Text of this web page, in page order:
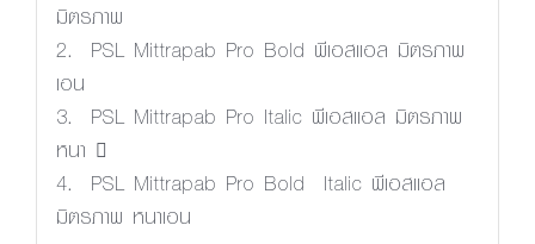
มิตรภาพ
2. PSL Mittrapab Pro Bold พีเอสแอล มิตรภาพ
เอน
3. PSL Mittrapab Pro Italic พีเอสแอล มิตรภาพ
หนา 
4. PSL Mittrapab Pro Bold Italic พีเอสแอล
มิตรภาพ หนาเอน